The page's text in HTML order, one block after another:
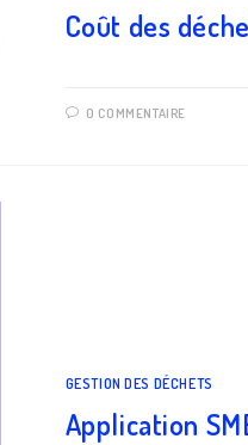
Coût des
0 COMMENTAIRE
GESTION DES DÉCHETS
Application